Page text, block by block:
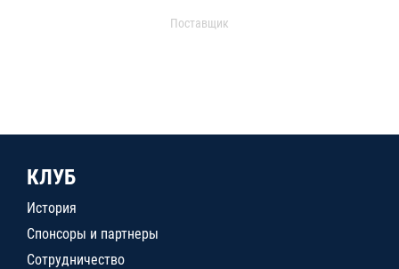
Поставщик
КЛУБ
История
Спонсоры и партнеры
Сотрудничество